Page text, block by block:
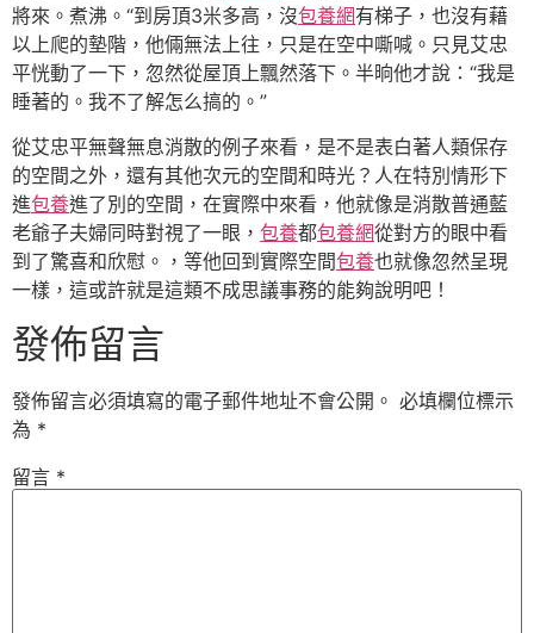
將來。煮沸。“到房頂3米多高，沒包養網有梯子，也沒有藉
以上爬的墊階，他倆無法上往，只是在空中嘶喊。只見艾忠
平恍動了一下，忽然從屋頂上飄然落下。半晌他才說：“我是
睡著的。我不了解怎么搞的。”
從艾忠平無聲無息消散的例子來看，是不是表白著人類保存
的空間之外，還有其他次元的空間和時光？人在特別情形下
進包養進了別的空間，在實際中來看，他就像是消散普通藍
老爺子夫婦同時對視了一眼， 包養都包養網從對方的眼中看
到了驚喜和欣慰。，等他回到實際空間包養也就像忽然呈現
一樣，這或許就是這類不成思議事務的能夠說明吧！
發佈留言
發佈留言必須填寫的電子郵件地址不會公開。 必填欄位標示
為 *
留言 *